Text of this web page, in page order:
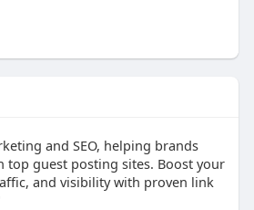
and SEO, helping brands
guest posting sites. Boost your
and visibility with proven link